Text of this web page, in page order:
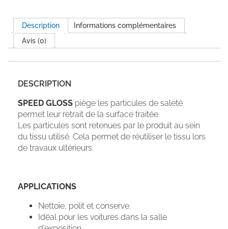
Description
Informations complémentaires
Avis (0)
DESCRIPTION
SPEED GLOSS piège les particules de saleté
permet leur retrait de la surface traitée.
Les particules sont retenues par le produit au sein
du tissu utilisé. Cela permet de réutiliser le tissu lors
de travaux ultérieurs.
APPLICATIONS
Nettoie, polit et conserve.
Idéal pour les voitures dans la salle